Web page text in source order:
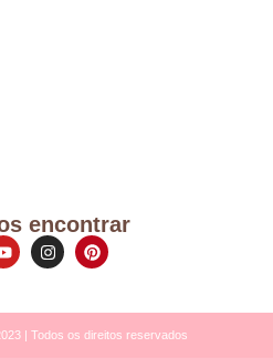
encontrar
| Todos os direitos reservados